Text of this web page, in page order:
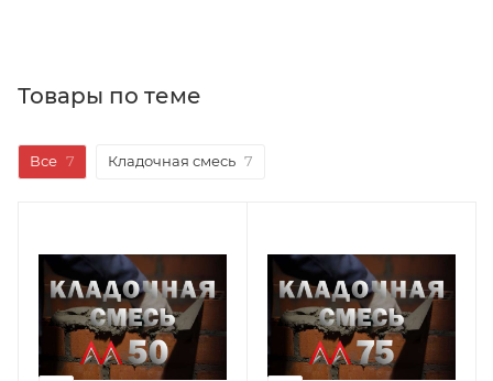
Товары по теме
Все 7 Кладочная смесь 7